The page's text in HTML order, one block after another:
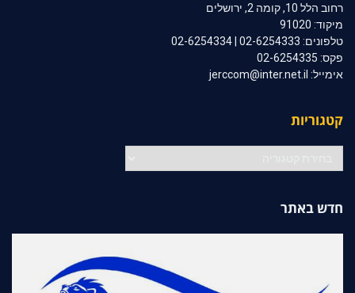
רחוב הלל 10, קומה 2, ירושלים
מיקוד: 91020
טלפונים: 02-6254333 | 02-6254334
פקס: 02-6254335
אימייל: jerccom@inter.net.il
קטגוריות
חדש באתר